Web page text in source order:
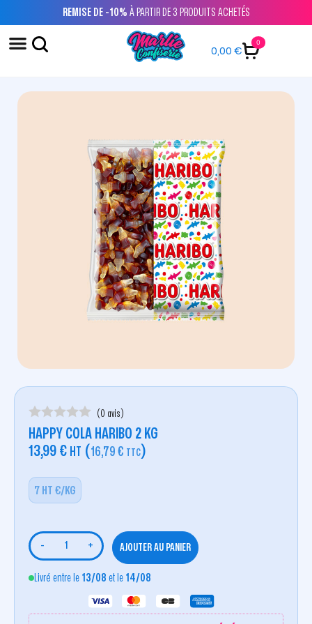
REMISE DE -10% À PARTIR DE 3 PRODUITS ACHETÉS
0,00€
0
(0 avis)
HAPPY COLA HARIBO 2 KG
13,99 € HT (16,79 € TTC)
7 HT €/KG
- + AJOUTER AU PANIER
Livré entre le 13/08 et le 14/08